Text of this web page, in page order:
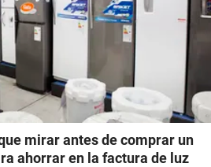
mirar antes de comprar un
ahorrar en la factura de luz